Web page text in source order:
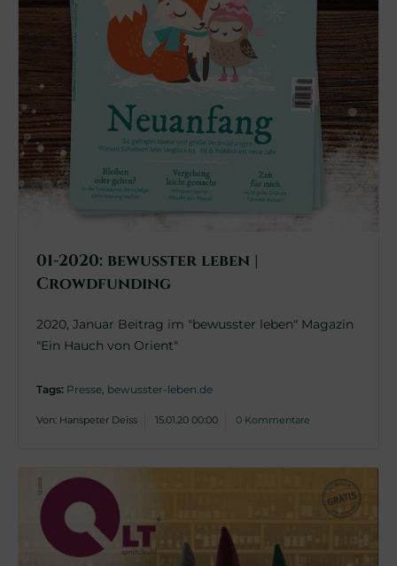
01-2020: bewusster leben |
Crowdfunding
2020, Januar Beitrag im "bewusster leben" Magazin
"Ein Hauch von Orient"
Tags: Presse, bewusster-leben.de
Von: Hanspeter Deiss 15.01.20 00:00 0 Kommentare